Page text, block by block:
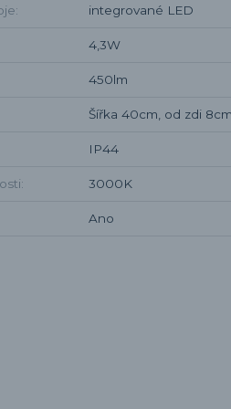
integrované LED
4,3W
450lm
Šířka 40cm, od zdi
IP44
3000K
Ano